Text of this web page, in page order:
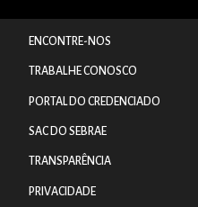
ENCONTRE-NOS
TRABALHE CONOSCO
PORTAL DO CREDENCIADO
SAC DO SEBRAE
TRANSPARÊNCIA
PRIVACIDADE